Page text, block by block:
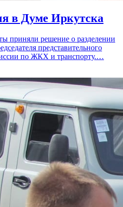
в Думе Иркутска
приняли решение о разделении
представительного
по ЖКХ и транспорту.…